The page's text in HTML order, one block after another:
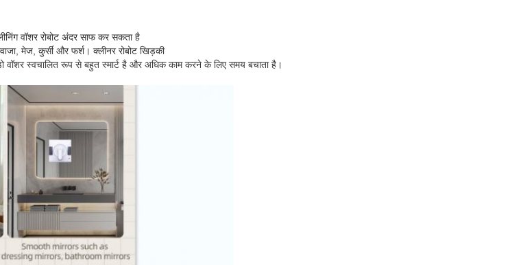
वॉशर रोबोट अंदर साफ कर सकता है
मेज, कुर्सी और फर्श। क्लीनर रोबोट खिड़की
वॉशर स्वचालित रूप से बहुत स्मार्ट है और अधिक काम करने के लिए समय बचाता है।